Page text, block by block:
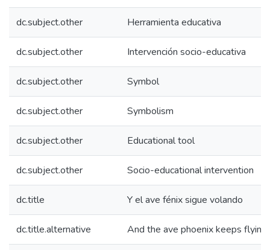
dc.subject.other Herramienta educativa
dc.subject.other Intervención socio-educativa
dc.subject.other Symbol
dc.subject.other Symbolism
dc.subject.other Educational tool
dc.subject.other Socio-educational intervention
dc.title Y el ave fénix sigue volando
dc.title.alternative And the ave phoenix keeps flying